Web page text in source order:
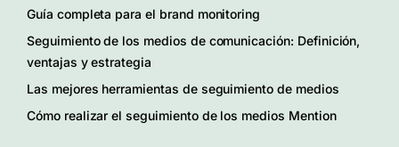
Guía completa para el brand monitoring
Seguimiento de los medios de comunicación: Definición,
ventajas y estrategia
Las mejores herramientas de seguimiento de medios
Cómo realizar el seguimiento de los medios Mention